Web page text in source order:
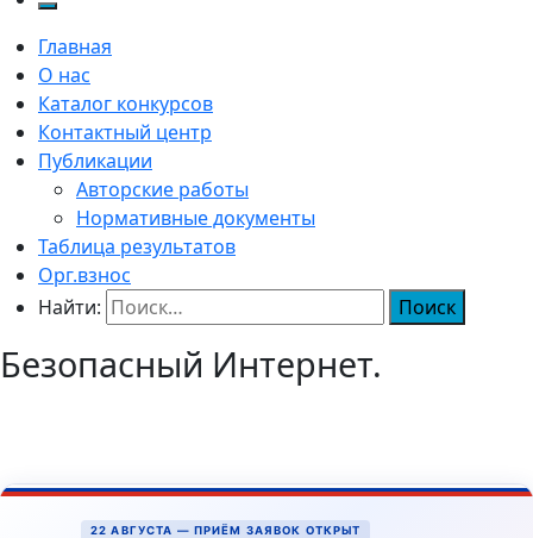
Главная
О нас
Каталог конкурсов
Контактный центр
Публикации
Авторские работы
Нормативные документы
Таблица результатов
Орг.взнос
Найти:
Безопасный Интернет.
22 АВГУСТА — ПРИЁМ ЗАЯВОК ОТКРЫТ